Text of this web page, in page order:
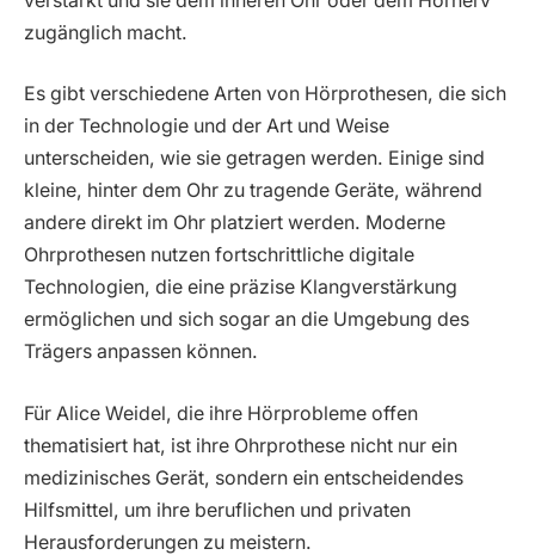
zugänglich macht.
Es gibt verschiedene Arten von Hörprothesen, die sich
in der Technologie und der Art und Weise
unterscheiden, wie sie getragen werden. Einige sind
kleine, hinter dem Ohr zu tragende Geräte, während
andere direkt im Ohr platziert werden. Moderne
Ohrprothesen nutzen fortschrittliche digitale
Technologien, die eine präzise Klangverstärkung
ermöglichen und sich sogar an die Umgebung des
Trägers anpassen können.
Für Alice Weidel, die ihre Hörprobleme offen
thematisiert hat, ist ihre Ohrprothese nicht nur ein
medizinisches Gerät, sondern ein entscheidendes
Hilfsmittel, um ihre beruflichen und privaten
Herausforderungen zu meistern.